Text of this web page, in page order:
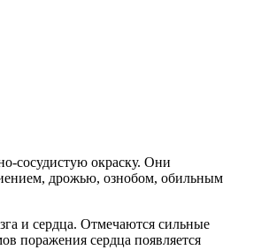
сосудистую окраску. Они
дрожью, ознобом, обильным
и сердца. Отмечаются сильные
поражения сердца появляется